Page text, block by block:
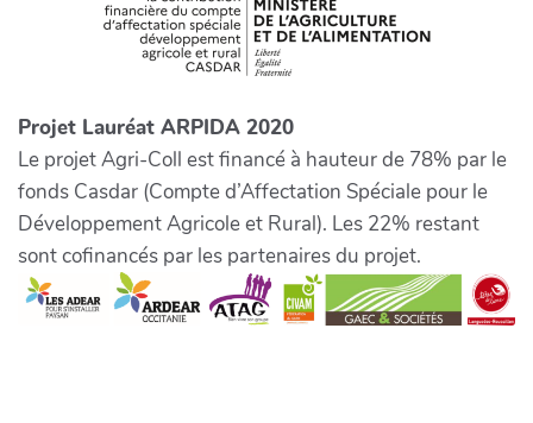
Projet Lauréat ARPIDA 2020
Le projet Agri-Coll est financé à hauteur de 78% par le
fonds Casdar (Compte d’Affectation Spéciale pour le
Développement Agricole et Rural). Les 22% restant
sont cofinancés par les partenaires du projet.